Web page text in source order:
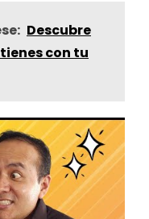
Descubre
con tu